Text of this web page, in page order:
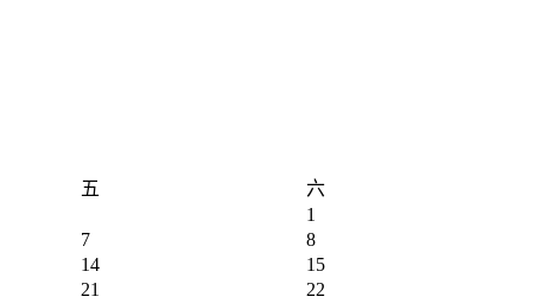
五
六
1
7
8
14
15
21
22